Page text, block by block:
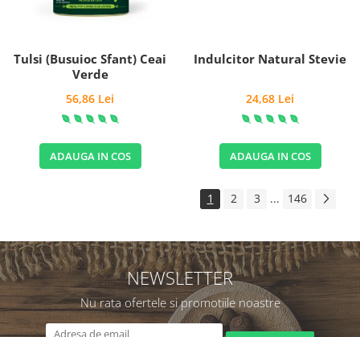
Tulsi (Busuioc Sfant) Ceai
Verde
56,86 Lei
ADAUGA IN COS
Indulcitor Natural Stevie
24,68 Lei
ADAUGA IN COS
1 2 3 ... 146
NEWSLETTER
Nu rata ofertele si promotiile noastre